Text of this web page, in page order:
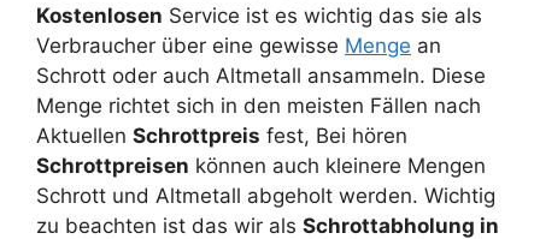
Kostenlosen Service ist es wichtig das sie als
Verbraucher über eine gewisse Menge an
Schrott oder auch Altmetall ansammeln. Diese
Menge richtet sich in den meisten Fällen nach
Aktuellen Schrottpreis fest, Bei hören
Schrottpreisen können auch kleinere Mengen
Schrott und Altmetall abgeholt werden. Wichtig
zu beachten ist das wir als Schrottabholung in